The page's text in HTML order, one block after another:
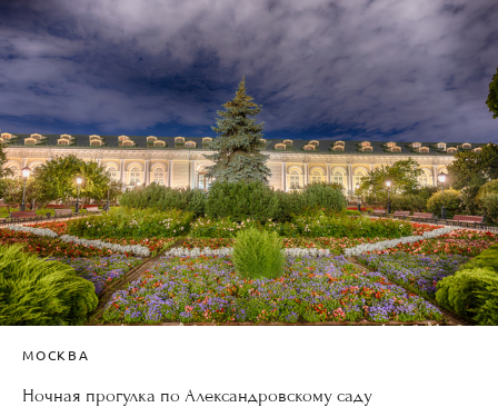
МОСКВА
Ночная прогулка по Александровскому саду